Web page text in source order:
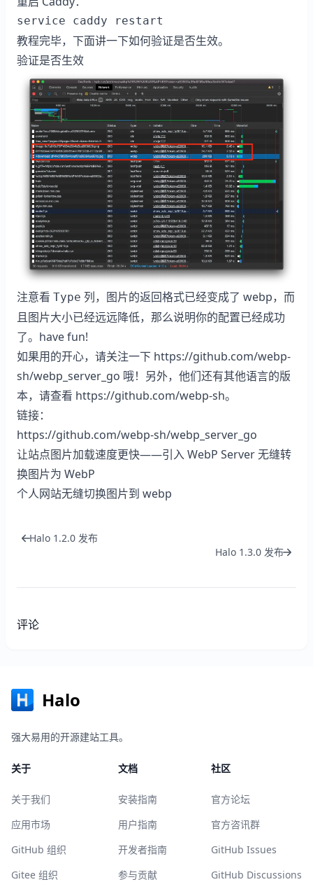
service caddy restart
教程完毕，下面讲一下如何验证是否生效。
验证是否生效
注意看 Type 列，图片的返回格式已经变成了 webp，而
且图片大小已经远远降低，那么说明你的配置已经成功
了。have fun!
如果用的开心，请关注一下 https://github.com/webp-
sh/webp_server_go 哦！另外，他们还有其他语言的版
本，请查看 https://github.com/webp-sh。
链接：
https://github.com/webp-sh/webp_server_go
让站点图片加载速度更快——引入 WebP Server 无缝转
换图片为 WebP
个人网站无缝切换图片到 webp
Halo 1.2.0 发布
Halo 1.3.0 发布
评论
Halo
强大易用的开源建站工具。
关于
关于我们
应用市场
GitHub 组织
Gitee 组织
文档
安装指南
用户指南
开发者指南
参与贡献
社区
官方论坛
官方咨讯群
GitHub Issues
GitHub Discussions